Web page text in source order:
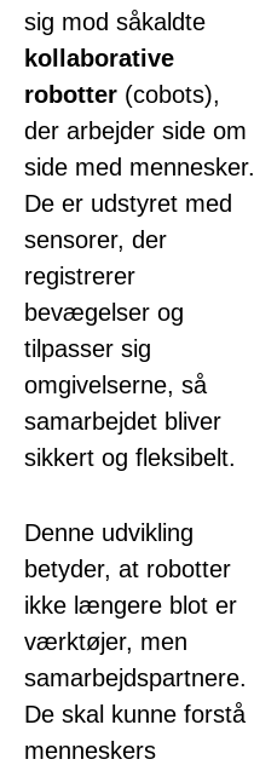
sig mod såkaldte
kollaborative
robotter (cobots),
der arbejder side om
side med mennesker.
De er udstyret med
sensorer, der
registrerer
bevægelser og
tilpasser sig
omgivelserne, så
samarbejdet bliver
sikkert og fleksibelt.
Denne udvikling
betyder, at robotter
ikke længere blot er
værktøjer, men
samarbejdspartnere.
De skal kunne forstå
menneskers